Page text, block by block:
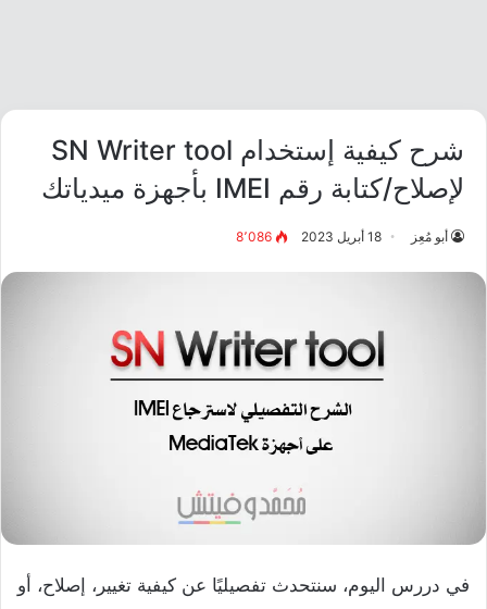
شرح كيفية إستخدام SN Writer tool
لإصلاح/كتابة رقم IMEI بأجهزة ميدياتك
أبو مُعِز 18 أبريل 2023 8٬086
في دررس اليوم، سنتحدث تفصيليًا عن كيفية تغيير، إصلاح، أو